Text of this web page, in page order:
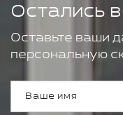
Остались
Оставьте ваши
персональную